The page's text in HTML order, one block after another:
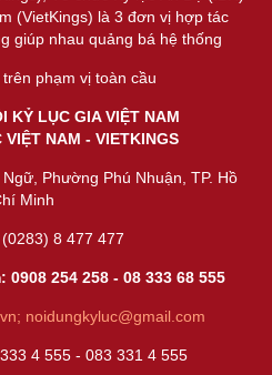
(VietKings) là 3 đơn vị hợp tác
giúp nhau quảng bá hệ thống
phạm vị toàn cầu
KỶ LỤC GIA VIỆT NAM
NAM - VIETKINGS
Phường Phú Nhuận, TP. Hồ
Minh
8 477 477
0908 254 258 -08 333 68 555
noidungkyluc@gmail.com
4 555 - 083 331 4 555